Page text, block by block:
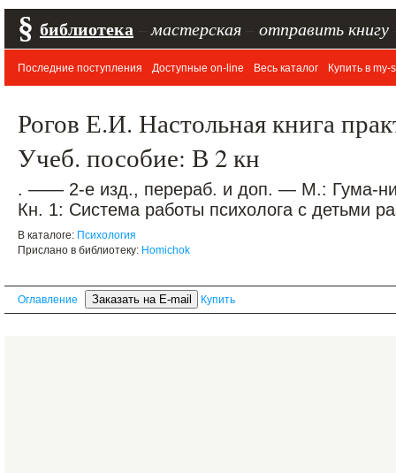
§ библиотека мастерская отправить книгу
Последние поступления Доступные on-line Весь каталог Купить в my-
Рогов Е.И. Настольная книга
Учеб. пособие: В 2 кн
. —— 2-е изд., перераб. и доп. — М.: Гума-
Кн. 1: Система работы психолога с детьми
В каталоге: Психология
Прислано в библиотеку: Homichok
Оглавление Купить